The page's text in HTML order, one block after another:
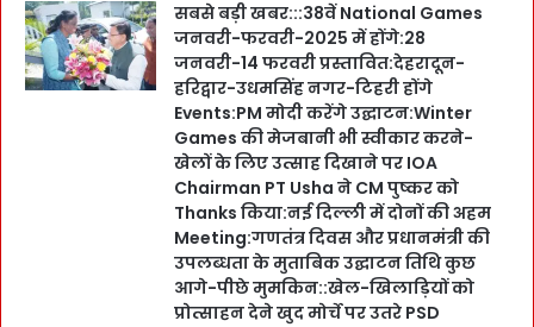
सबसे बड़ी खबर:::38वें National Games
जनवरी-फरवरी-2025 में होंगे:28
जनवरी-14 फरवरी प्रस्तावित:देहरादून-
हरिद्वार-उधमसिंह नगर-टिहरी होंगे
Events:PM मोदी करेंगे उद्घाटन:Winter
Games की मेजबानी भी स्वीकार करने-
खेलों के लिए उत्साह दिखाने पर IOA
Chairman PT Usha ने CM पुष्कर को
Thanks किया:नई दिल्ली में दोनों की अहम
Meeting:गणतंत्र दिवस और प्रधानमंत्री की
उपलब्धता के मुताबिक उद्घाटन तिथि कुछ
आगे-पीछे मुमकिन::खेल-खिलाड़ियों को
प्रोत्साहन देने खुद मोर्चे पर उतरे PSD